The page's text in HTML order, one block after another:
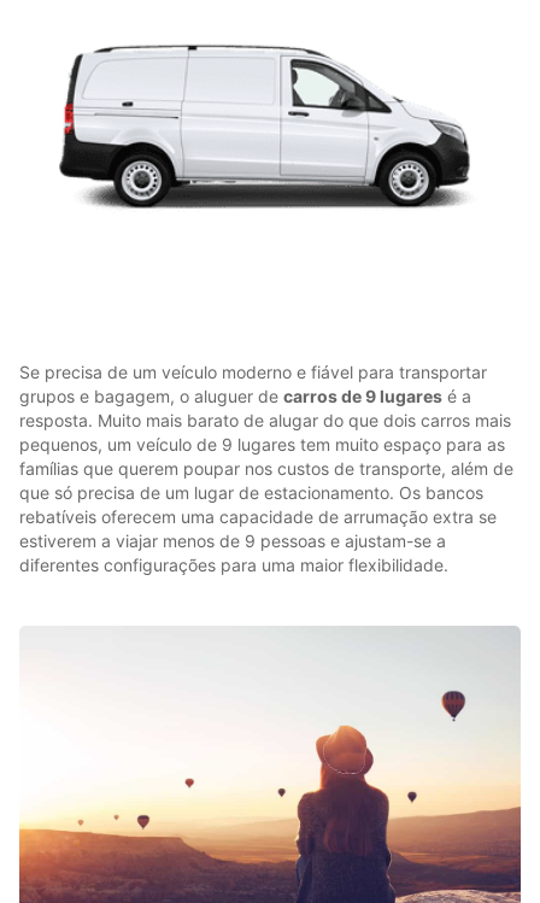
Se precisa de um veículo moderno e fiável para transportar
grupos e bagagem, o aluguer de carros de 9 lugares é a
resposta. Muito mais barato de alugar do que dois carros mais
pequenos, um veículo de 9 lugares tem muito espaço para as
famílias que querem poupar nos custos de transporte, além de
que só precisa de um lugar de estacionamento. Os bancos
rebatíveis oferecem uma capacidade de arrumação extra se
estiverem a viajar menos de 9 pessoas e ajustam-se a
diferentes configurações para uma maior flexibilidade.